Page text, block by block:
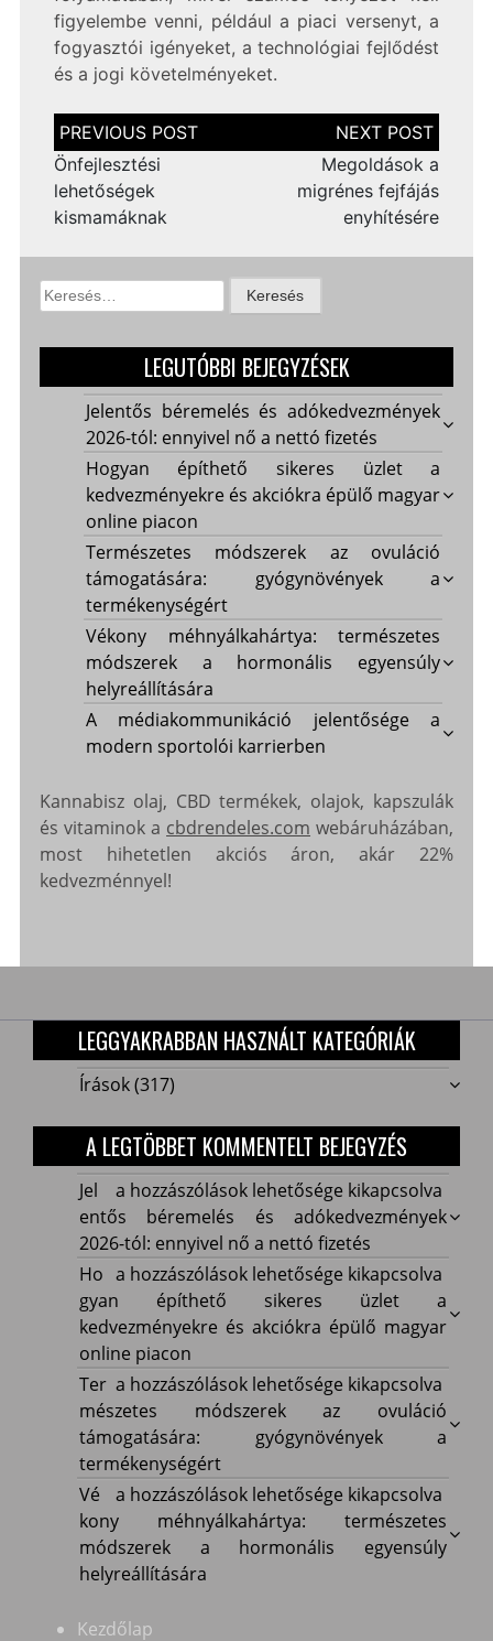
figyelembe venni, például a piaci versenyt, a
fogyasztói igényeket, a technológiai fejlődést
és a jogi követelményeket.
Bejegyzés
navigáció
Önfejlesztési
lehetőségek
kismamáknak
Megoldások a
migrénes fejfájás
enyhítésére
Keresés:
LEGUTÓBBI BEJEGYZÉSEK
Jelentős béremelés és adókedvezmények
2026-tól: ennyivel nő a nettó fizetés
Hogyan építhető sikeres üzlet a
kedvezményekre és akciókra épülő magyar
online piacon
Természetes módszerek az ovuláció
támogatására: gyógynövények a
termékenységért
Vékony méhnyálkahártya: természetes
módszerek a hormonális egyensúly
helyreállítására
A médiakommunikáció jelentősége a
modern sportolói karrierben
Kannabisz olaj, CBD termékek, olajok, kapszulák
és vitaminok a cbdrendeles.com webáruházában,
most hihetetlen akciós áron, akár 22%
kedvezménnyel!
LEGGYAKRABBAN HASZNÁLT KATEGÓRIÁK
Írások(317)
A LEGTÖBBET KOMMENTELT BEJEGYZÉS
Jelentős
béremelés
és
adókedvezmények
2026-
tól:
ennyivel
nő
nettó
fizetés
bejegyzéshez
a hozzászólások lehetősége kikapcsolva
Jel
entős béremelés és adókedvezmények
2026-tól: ennyivel nő a nettó fizetés
Hogyan
építhető
sikeres
üzlet
a
kedvezményekre
és
akciókra
épülő
online
piacon
a hozzászólások lehetősége kikapcsolva
Ho
gyan építhető sikeres üzlet a
kedvezményekre és akciókra épülő magyar
online piacon
Természetes
módszerek
az
ovuláció
támogatására:
gyógynövények
a
termékenységért
a hozzászólások lehetősége kikapcsolva
Ter
mészetes módszerek az ovuláció
támogatására: gyógynövények a
termékenységért
Vékony
méhnyálkahártya:
természetes
módszerek
hormonális
a hozzászólások lehetősége kikapcsolva
Vé
kony méhnyálkahártya: természetes
módszerek a hormonális egyensúly
helyreállítására
Kezdőlap